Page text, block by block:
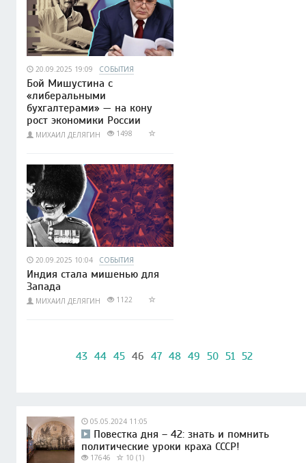
20.09.2025 19:09 СОБЫТИЯ
Бой Мишустина с
«либеральными
бухгалтерами» — на кону
рост экономики России
МИХАИЛ ДЕЛЯГИН 1498
20.09.2025 10:04 СОБЫТИЯ
Индия стала мишенью для
Запада
МИХАИЛ ДЕЛЯГИН 1122
43 44 45 46 47 48 49 50 51 52
05.05.2024 11:05
Повестка дня – 42: знать и помнить
политические уроки краха СССР!
17646 10 (1)